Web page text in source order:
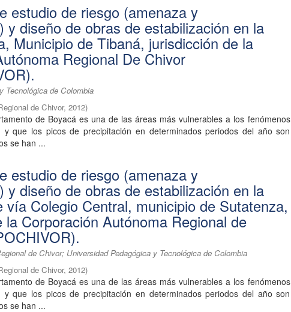
estudio de riesgo (amenaza y
y diseño de obras de estabilización en la
Municipio de Tibaná, jurisdicción de la
Regional De Chivor
Tecnológica de Colombia
de Chivor,2012)
de Boyacá es una de las áreas más vulnerables a los fenómenos
y que los picos de precipitación en determinados periodos del año son
se han ...
estudio de riesgo (amenaza y
y diseño de obras de estabilización en la
vía Colegio Central, municipio de Sutatenza,
la Corporación Autónoma Regional de
de Chivor; Universidad Pedagógica y Tecnológica de Colombia
de Chivor,2012)
de Boyacá es una de las áreas más vulnerables a los fenómenos
y que los picos de precipitación en determinados periodos del año son
se han ...